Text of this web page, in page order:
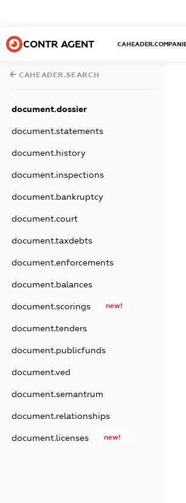
CONTR AGENT
CAHEADER.SEARCH
document.dossier
document.statements
document.history
document.inspections
document.bankruptcy
document.court
document.taxdebts
document.enforcements
document.balances
document.scorings new!
document.tenders
document.publicfunds
document.ved
document.semantrum
document.relationships
document.licenses new!